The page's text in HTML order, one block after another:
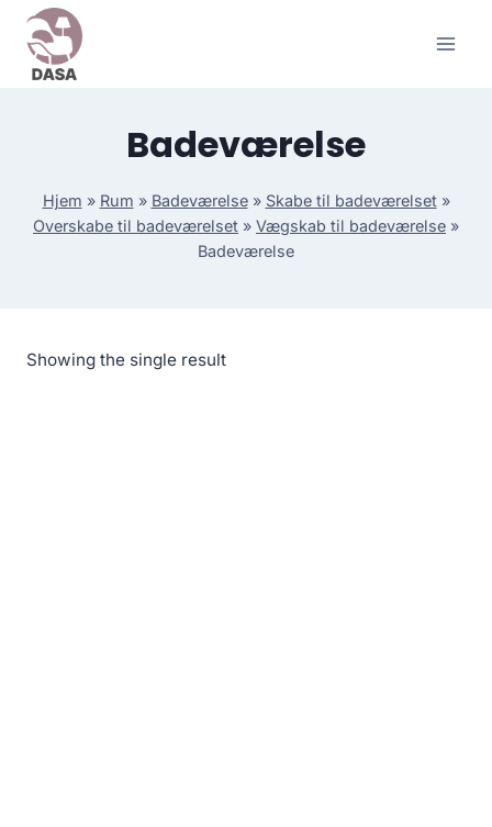
Skip
content
Badeværelse
Hjem » Rum » Badeværelse» Skabe til badeværelset»
Overskabe til badeværelset » Vægskab til badeværelse »
Badeværelse
Showing the single result